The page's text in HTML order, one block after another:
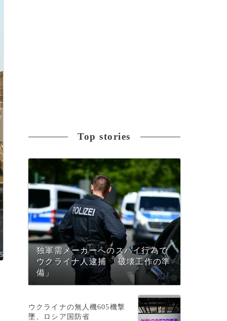
Top stories
独軍需メーカーへのスパイ行為で
ウクライナ人逮捕 「破壊工作の準
備」
ウクライナの無人機605機撃
墜、ロシア国防省